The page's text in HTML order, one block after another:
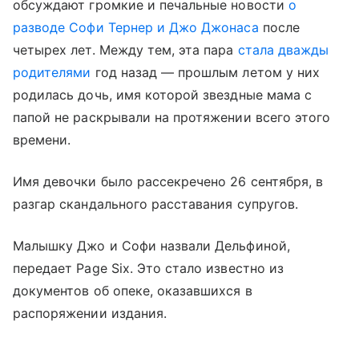
обсуждают громкие и печальные новости о
разводе Софи Тернер и Джо Джонаса после
четырех лет. Между тем, эта пара стала дважды
родителями год назад — прошлым летом у них
родилась дочь, имя которой звездные мама с
папой не раскрывали на протяжении всего этого
времени.
Имя девочки было рассекречено 26 сентября, в
разгар скандального расставания супругов.
Малышку Джо и Софи назвали Дельфиной,
передает Page Six. Это стало известно из
документов об опеке, оказавшихся в
распоряжении издания.